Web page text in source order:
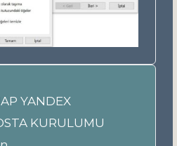
YANDEX
KURULUMU